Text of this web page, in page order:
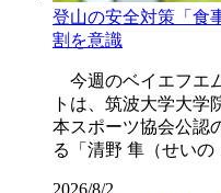
登山の安全対策「食
割を意識
今週のベイエフエ
トは、筑波大学大学
本スポーツ協会公認
る「清野 隼（せい